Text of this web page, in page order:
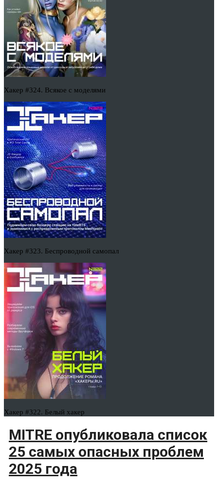
Хакер #324. Всякое с моделями
Хакер #323. Беспроводной самопал
Хакер #322. Белый хакер
MITRE опубликовала список
25 самых опасных проблем
2025 года